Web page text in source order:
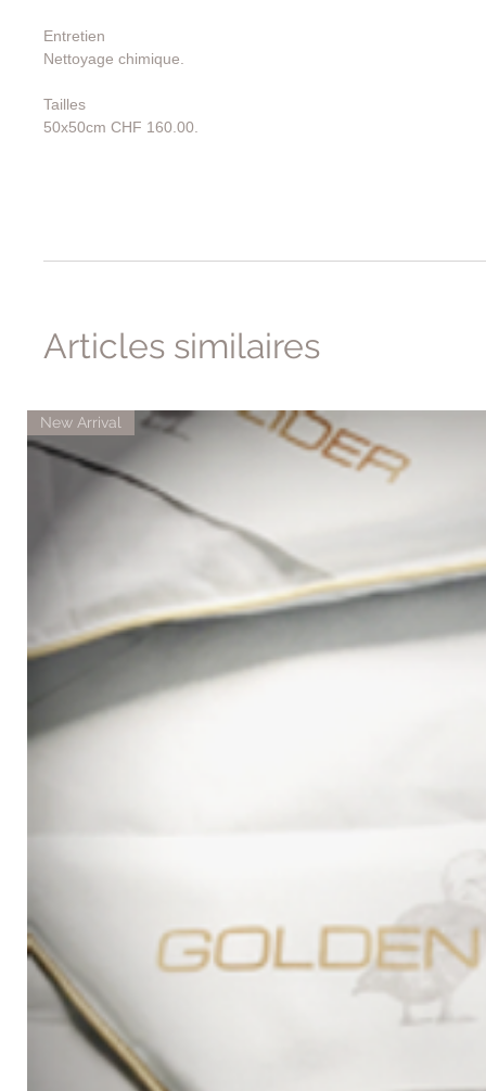
Entretien
Nettoyage chimique.
Tailles
50x50cm CHF 160.00.
Articles similaires
New Arrival